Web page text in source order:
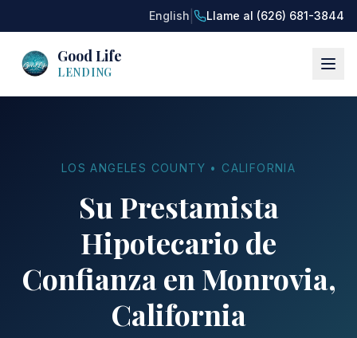
English Llame al (626) 681-3844
Good Life
LENDING
LOS ANGELES COUNTY • CALIFORNIA
Su Prestamista
Hipotecario de
Confianza en Monrovia,
California